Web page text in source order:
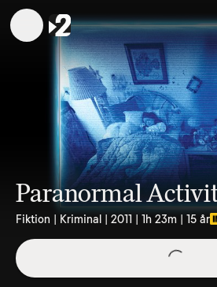
Paranormal
Fiktion | Kriminal | 2011 | 1h 23m | 15 år